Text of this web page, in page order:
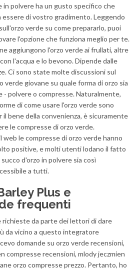
in polvere ha un gusto specifico che
di vostro gradimento. Leggendo
verde su come prepararlo, puoi
l'opzione che funziona meglio per te.
aggiungono l'orzo verde ai frullati, altre
l'acqua e lo bevono. Dipende dalle
Ci sono state molte discussioni sul
verde giovane su quale forma di orzo sia
- polvere o compresse. Naturalmente,
di come usare l'orzo verde sono
il bene della convenienza, è sicuramente
le compresse di orzo verde.
web le compresse di orzo verde hanno
positive, e molti utenti lodano il fatto
d'orzo in polvere sia così
a tutti.
Plus e
frequenti
richieste da parte dei lettori di dare
da vicino a questo integratore
domande su orzo verde recensioni,
compresse recensioni, mlody jeczmien
orzo compresse prezzo. Pertanto, ho